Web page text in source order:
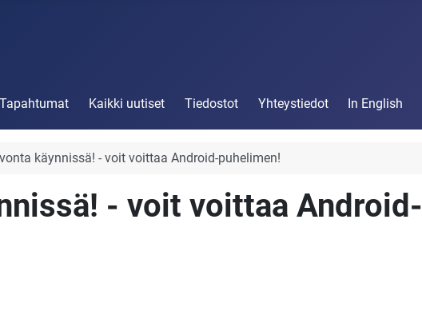
Tapahtumat Kaikki uutiset Tiedostot Yhteystiedot In English
käynnissä! - voit voittaa Android-puhelimen!
- voit voittaa Android-